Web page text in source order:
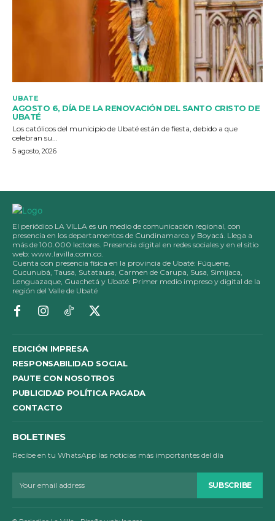
UBATE
AGOSTO 6, DÍA DE LA RENOVACIÓN DEL SANTO CRISTO DE
UBATÉ
Los católicos del municipio de Ubaté están de fiesta, debido a que
celebran su...
5 agosto, 2026
El periódico LA VILLA es un medio de comunicación regional, con
presencia en los departamentos de Cundinamarca y Boyacá. Llega a
más de 100.000 lectores. Presencia digital en redes sociales y en el sitio
web: www.lavilla.com.co.
Cuenta con presencia física en la provincia de Ubaté: Fúquene,
Cucunubá, Tausa, Sutatausa, Carmen de Carupa, Susa, Simijaca,
Lenguazaque, Guachetá y Ubaté. Primer medio impreso y digital de la
región del Valle de Ubaté
EDICIÓN IMPRESA
RESPONSABILIDAD SOCIAL
PAUTE CON NOSOTROS
PUBLICIDAD POLÍTICA PAGADA
CONTACTO
BOLETINES
Recibe en tu WhatsApp las noticias más importantes del día
SUBSCRIBE